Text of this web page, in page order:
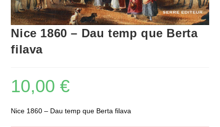
Nice 1860 – Dau temp que Berta
filava
10,00€
Nice 1860 – Dau temp que Berta filava